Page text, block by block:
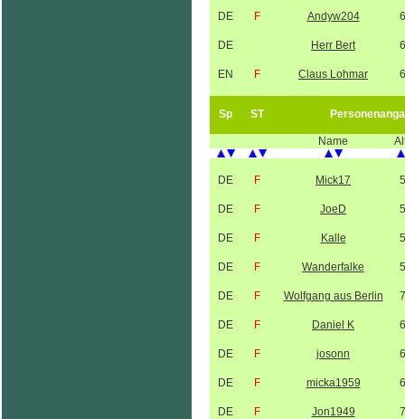
DE F Andyw204
DE Herr Bert
EN F Claus Lohmar
Sp ST
Name
DE F Mick17
DE F JoeD
DE F Kalle
DE F Wanderfalke
DE F Wolfgang aus Berlin
DE F Daniel K
DE F josonn
DE F micka1959
DE F Jon1949